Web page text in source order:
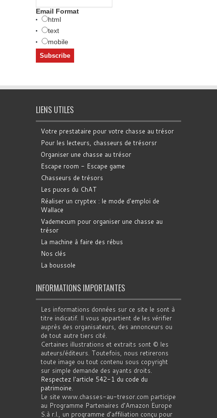
Email Format
html
text
mobile
LIENS UTILES
Votre prestataire pour votre chasse au trésor
Pour les lecteurs, chasseurs de trésorsr
Organiser une chasse au trésor
Escape room - Escape game
Chasseurs de trésors
Les puces du ChAT
Réaliser un cryptex : le mode d'emploi de
Wallace
Vademecum pour organiser une chasse au
trésor
La machine à faire des rébus
Nos clés
La boussole
INFORMATIONS IMPORTANTES
Les informations données sur ce site le sont à
titre indicatif. Il vous appartient de les vérifier
auprès des organisateurs, des annonceurs ou
de tout autre tiers cité.
Certaines illustrations et extraits sont © les
auteurs/éditeurs. Toutefois, nous retirerons
toute image ou tout contenu sous copyright
sur simple demande des ayants droits.
Respectez l'article 542-1 du code du
patrimoine
Le site www.chasses-au-tresor.com participe
au Programme Partenaires d’Amazon Europe
S.à r.l., un programme d’affiliation conçu pour